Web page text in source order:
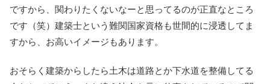
ですから、関わりたくないなーと思ってるのが正直なところ
です（笑）建築士という難関国家資格も世間的に浸透してま
すから、お高いイメージもあります。
おそらく建築からしたら土木は道路とか下水道を整備してる